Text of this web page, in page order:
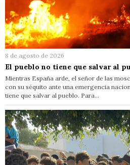
8 de agosto de 2026
El pueblo no tiene que salvar al
Mientras España arde, el señor de las
con su séquito ante una emergencia
tiene que salvar al pueblo. Para…